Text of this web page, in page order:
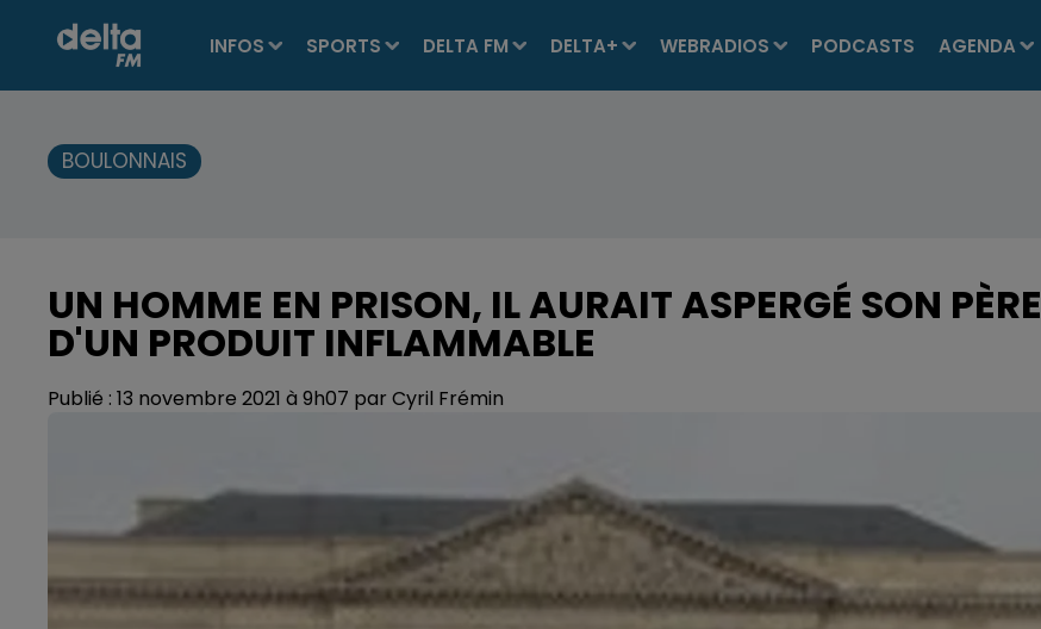
INFOS SPORTS DELTA FM DELTA+ WEBRADIOS PODCASTS AGENDA
BOULONNAIS
UN HOMME EN PRISON, IL AURAIT ASPERGÉ SON PÈRE
D'UN PRODUIT INFLAMMABLE
Publié : 13 novembre 2021 à 9h07 par Cyril Frémin